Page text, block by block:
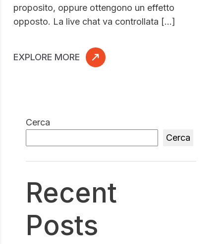
proposito, oppure ottengono un effetto
opposto. La live chat va controllata […]
EXPLORE MORE
Cerca
Cerca
Recent
Posts